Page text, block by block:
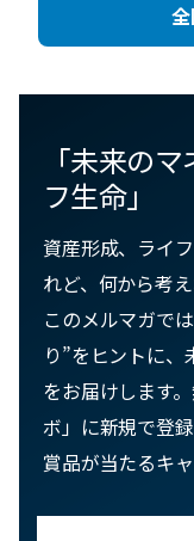
「未来の
フ生命」
資産形成、ライ
れど、何から考
このメルマガで
り”をヒントに
をお届けします
ボ」に新規で登
賞品が当たるキ